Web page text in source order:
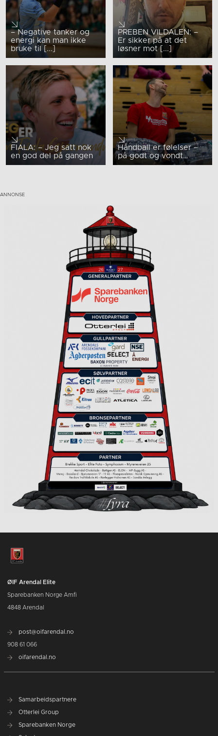
– Negative tanker og
energi kan man ikke
bruke til [...]
PREBEN VILDALEN: –
Er sikker på at det
løsner mot [...]
FIALA: – Jeg satt nok
en god del på gangen
Håndball er følelser –
på godt og vondt…
ØIF Arendal Elite
Sparebanken Norge Amfi
4848 Arendal
post@oifarendal.no
908 61 066
oifarendal.no
Samarbeidspartnere
Otterlei Group
Sparebanken Norge